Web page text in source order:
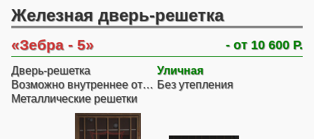
Железная дверь-решетка
Зебра - 5 - от 10 600 Р.
Дверь-решетка
Уличная
Возможно внутреннее открывание Без утепления
Металлические решетки